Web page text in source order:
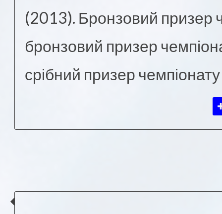
(2013). Бронзовий призер
бронзовий призер
срібний призер чемпіонату